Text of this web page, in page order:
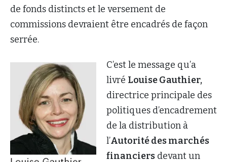
de fonds distincts et le versement de
commissions devraient être encadrés de façon
serrée.
C’est le message qu’a
livré Louise Gauthier,
directrice principale des
politiques d’encadrement
de la distribution à
l’Autorité des marchés
financiers devant un